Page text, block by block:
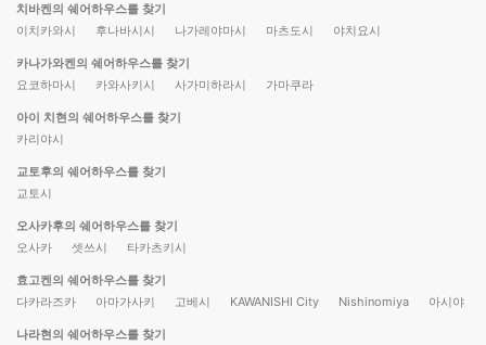
치바켄의 쉐어하우스를 찾기
이치카와시
후나바시시 나가레야마시 마츠도시 야치요시
카나가와켄의 쉐어하우스를 찾기
요코하마시
카와사키시 사가미하라시 가마쿠라
아이 치현의 쉐어하우스를 찾기
카리야시
교토후의 쉐어하우스를 찾기
교토시
오사카후의 쉐어하우스를 찾기
오사카
셋쓰시 타카츠키시
효고켄의 쉐어하우스를 찾기
다카라즈카
아마가사키 고베시 KAWANISHI City Nishinomiya 아시야
나라현의 쉐어하우스를 찾기